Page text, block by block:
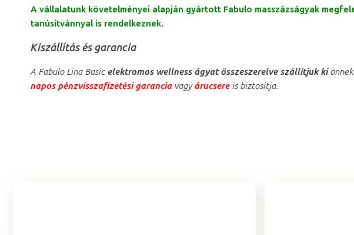
A vállalatunk követelményei alapján gyártott Fabulo masszázságyak
tanúsítvánnyal is rendelkeznek.
Kiszállítás és garancia
A Fabulo Lina Basic elektromos wellness ágyat összeszerelve szállítjuk ki
napos pénzvisszafizetési garancia vagyárucsere is biztosítja.